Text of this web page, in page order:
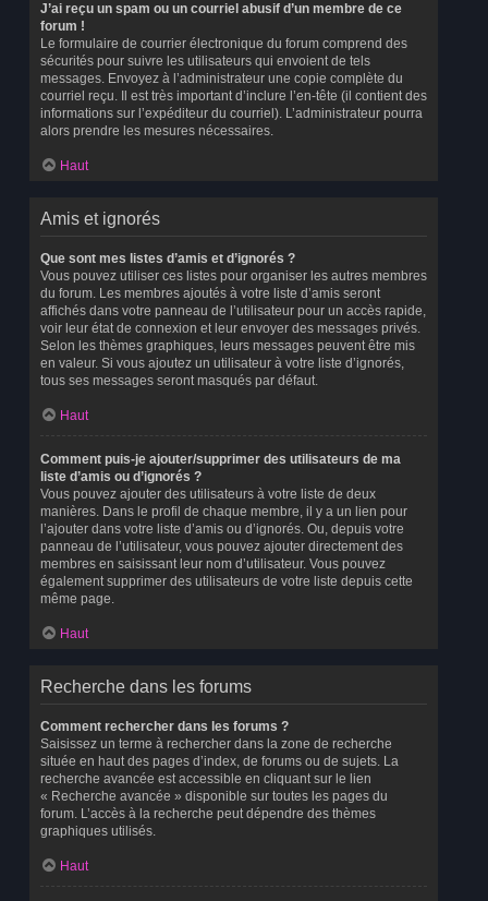
J’ai reçu un spam ou un courriel abusif d’un membre de ce
forum !
Le formulaire de courrier électronique du forum comprend des
sécurités pour suivre les utilisateurs qui envoient de tels
messages. Envoyez à l’administrateur une copie complète du
courriel reçu. Il est très important d’inclure l’en-tête (il contient des
informations sur l’expéditeur du courriel). L’administrateur pourra
alors prendre les mesures nécessaires.
Haut
Amis et ignorés
Que sont mes listes d’amis et d’ignorés ?
Vous pouvez utiliser ces listes pour organiser les autres membres
du forum. Les membres ajoutés à votre liste d’amis seront
affichés dans votre panneau de l’utilisateur pour un accès rapide,
voir leur état de connexion et leur envoyer des messages privés.
Selon les thèmes graphiques, leurs messages peuvent être mis
en valeur. Si vous ajoutez un utilisateur à votre liste d’ignorés,
tous ses messages seront masqués par défaut.
Haut
Comment puis-je ajouter/supprimer des utilisateurs de ma
liste d’amis ou d’ignorés ?
Vous pouvez ajouter des utilisateurs à votre liste de deux
manières. Dans le profil de chaque membre, il y a un lien pour
l’ajouter dans votre liste d’amis ou d’ignorés. Ou, depuis votre
panneau de l’utilisateur, vous pouvez ajouter directement des
membres en saisissant leur nom d’utilisateur. Vous pouvez
également supprimer des utilisateurs de votre liste depuis cette
même page.
Haut
Recherche dans les forums
Comment rechercher dans les forums ?
Saisissez un terme à rechercher dans la zone de recherche
située en haut des pages d’index, de forums ou de sujets. La
recherche avancée est accessible en cliquant sur le lien
« Recherche avancée » disponible sur toutes les pages du
forum. L’accès à la recherche peut dépendre des thèmes
graphiques utilisés.
Haut